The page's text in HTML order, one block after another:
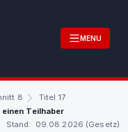
MENU
8
Titel 17
Teilhaber
Stand: 09.08.2026 (Gesetz)